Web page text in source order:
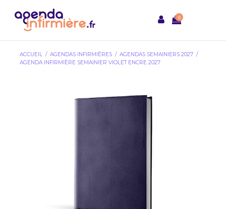
0
ACCUEIL AGENDAS INFIRMIÈRES
AGENDAS SEMAINIERS 2027
AGENDA INFIRMIÈRE SEMAINIER VIOLET ENCRE 2027